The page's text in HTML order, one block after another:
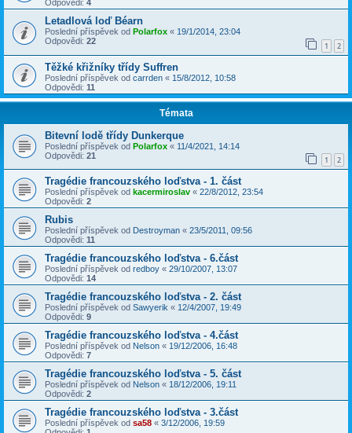
Odpovědi: 4
Letadlová loď Béarn
Poslední příspěvek od Polarfox « 19/1/2014, 23:04
Odpovědi: 22 1 2
Těžké křižníky třídy Suffren
Poslední příspěvek od carrden « 15/8/2012, 10:58
Odpovědi: 11
Témata
Bitevní lodě třídy Dunkerque
Poslední příspěvek od Polarfox « 11/4/2021, 14:14
Odpovědi: 21 1 2
Tragédie francouzského loďstva - 1. část
Poslední příspěvek od kacermiroslav « 22/8/2012, 23:54
Odpovědi: 2
Rubis
Poslední příspěvek od Destroyman « 23/5/2011, 09:56
Odpovědi: 11
Tragédie francouzského loďstva - 6.část
Poslední příspěvek od redboy « 29/10/2007, 13:07
Odpovědi: 14
Tragédie francouzského loďstva - 2. část
Poslední příspěvek od Sawyerik « 12/4/2007, 19:49
Odpovědi: 9
Tragédie francouzského loďstva - 4.část
Poslední příspěvek od Nelson « 19/12/2006, 16:48
Odpovědi: 7
Tragédie francouzského loďstva - 5. část
Poslední příspěvek od Nelson « 18/12/2006, 19:11
Odpovědi: 2
Tragédie francouzského loďstva - 3.část
Poslední příspěvek od sa58 « 3/12/2006, 19:59